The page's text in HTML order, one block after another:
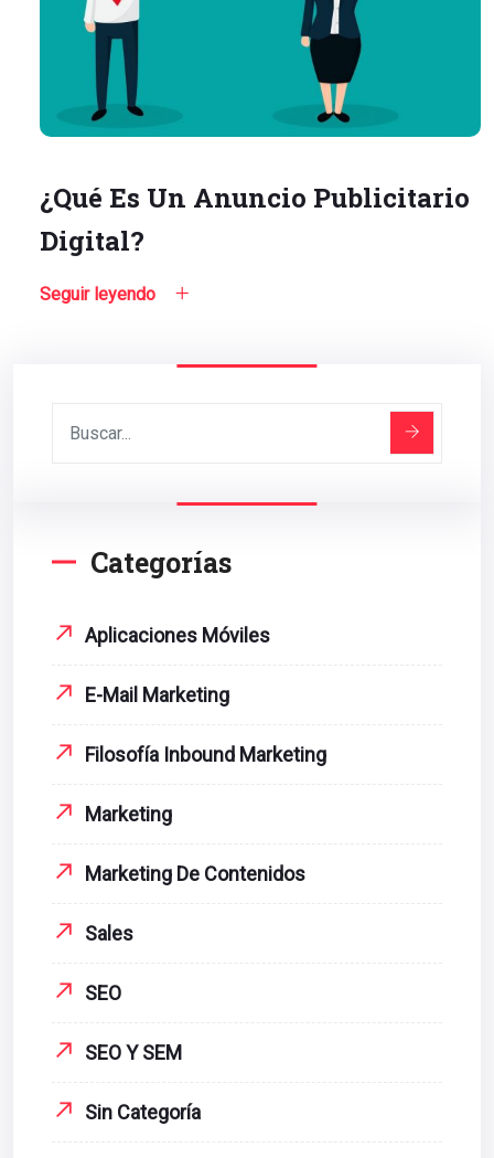
¿Qué Es Un Anuncio Publicitario
Digital?
Seguir leyendo
Categorías
Aplicaciones Móviles
E-Mail Marketing
Filosofía Inbound Marketing
Marketing
Marketing De Contenidos
Sales
SEO
SEO Y SEM
Sin Categoría